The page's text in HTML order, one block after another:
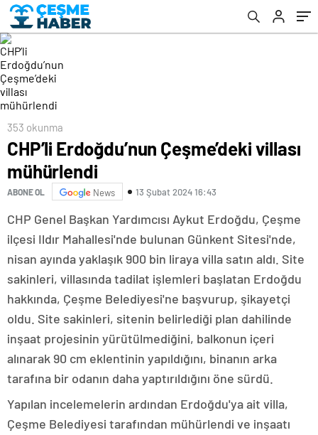
353 okunma
CHP’li Erdoğdu’nun Çeşme’deki villası
mühürlendi
ABONE OL News 13 Şubat 2024 16:43
CHP Genel Başkan Yardımcısı Aykut Erdoğdu, Çeşme
ilçesi Ildır Mahallesi'nde bulunan Günkent Sitesi'nde,
nisan ayında yaklaşık 900 bin liraya villa satın aldı. Site
sakinleri, villasında tadilat işlemleri başlatan Erdoğdu
hakkında, Çeşme Belediyesi'ne başvurup, şikayetçi
oldu. Site sakinleri, sitenin belirlediği plan dahilinde
inşaat projesinin yürütülmediğini, balkonun içeri
alınarak 90 cm eklentinin yapıldığını, binanın arka
tarafına bir odanın daha yaptırıldığını öne sürdü.
Yapılan incelemelerin ardından Erdoğdu'ya ait villa,
Çeşme Belediyesi tarafından mühürlendi ve inşaatı